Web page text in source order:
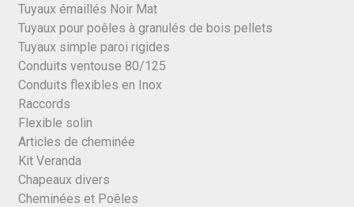
Tuyaux émaillés Noir Mat
Tuyaux pour poêles à granulés de bois pellets
Tuyaux simple paroi rigides
Conduits ventouse 80/125
Conduits flexibles en Inox
Raccords
Flexible solin
Articles de cheminée
Kit Veranda
Chapeaux divers
Cheminées et Poêles